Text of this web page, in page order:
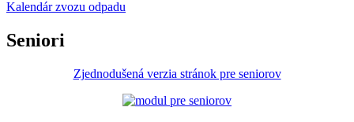
Kalendár zvozu odpadu
Seniori
Zjednodušená verzia stránok pre seniorov